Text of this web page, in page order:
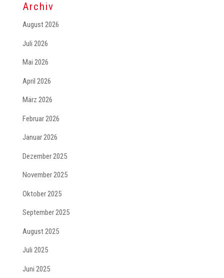
Archiv
August 2026
Juli 2026
Mai 2026
April 2026
März 2026
Februar 2026
Januar 2026
Dezember 2025
November 2025
Oktober 2025
September 2025
August 2025
Juli 2025
Juni 2025